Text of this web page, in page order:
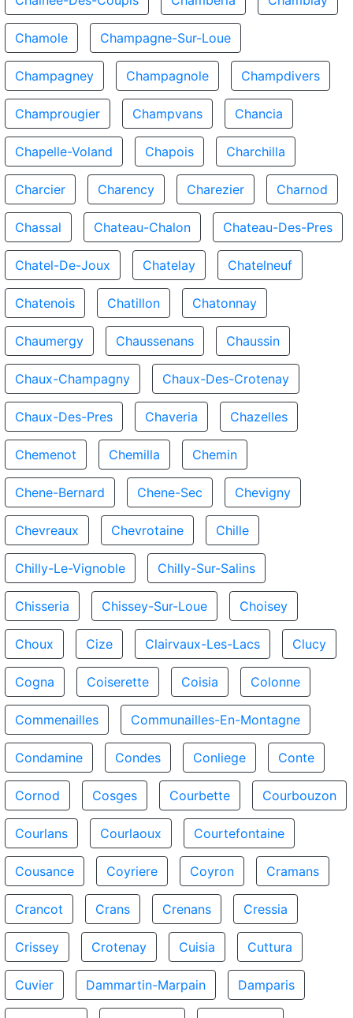
Chamole Champagne-Sur-Loue
Champagney Champagnole Champdivers
Champrougier Champvans Chancia
Chapelle-Voland Chapois Charchilla
Charcier Charency Charezier Charnod
Chassal Chateau-Chalon Chateau-Des-Pres
Chatel-De-Joux Chatelay Chatelneuf
Chatenois Chatillon Chatonnay
Chaumergy Chaussenans Chaussin
Chaux-Champagny Chaux-Des-Crotenay
Chaux-Des-Pres Chaveria Chazelles
Chemenot Chemilla Chemin
Chene-Bernard Chene-Sec Chevigny
Chevreaux Chevrotaine Chille
Chilly-Le-Vignoble Chilly-Sur-Salins
Chisseria Chissey-Sur-Loue Choisey
Choux Cize Clairvaux-Les-Lacs Clucy
Cogna Coiserette Coisia Colonne
Commenailles Communailles-En-Montagne
Condamine Condes Conliege Conte
Cornod Cosges Courbette Courbouzon
Courlans Courlaoux Courtefontaine
Cousance Coyriere Coyron Cramans
Crancot Crans Crenans Cressia
Crissey Crotenay Cuisia Cuttura
Cuvier Dammartin-Marpain Damparis